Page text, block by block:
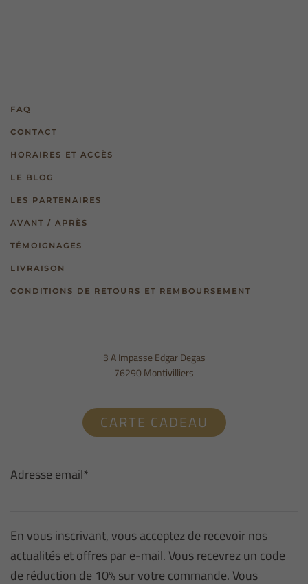
FAQ
CONTACT
HORAIRES ET ACCÈS
LE BLOG
LES PARTENAIRES
AVANT / APRÈS
TÉMOIGNAGES
LIVRAISON
CONDITIONS DE RETOURS ET REMBOURSEMENT
3 A Impasse Edgar Degas
76290 Montivilliers
CARTE CADEAU
Adresse email*
En vous inscrivant, vous acceptez de recevoir nos
actualités et offres par e-mail. Vous recevrez un code
de réduction de 10% sur votre commande. Vous